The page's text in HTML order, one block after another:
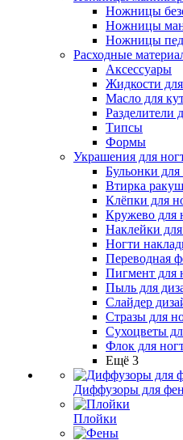
Ножницы
Ножницы
Ножницы
Расходные
Аксессуары
Жидкости
Масло для
Разделители
Типсы
Формы
Украшения для
Бульонки для
Втирка
Клёпки для
Кружево для
Наклейки
Ногти
Переводная
Пигмент для
Пыль для
Слайдер
Стразы для
Сухоцветы
Флок для
Ещё 3
Диффузоры для
Плойки